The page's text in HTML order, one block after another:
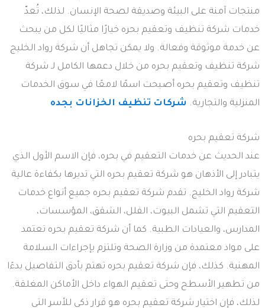
منتجات آمنة على البيئة وصديقة لصحة الإنسان. لذلك، تُعدّ
خدمات شركة تنظيف وتعقيم بحره خيارًا مثاليًا لكل من يبحث
عن خدمة موثوقة وفعالة. ولا يمكن تجاهل أن شركة رواد الخليج
شركة تنظيف وتعقيم بحره من خلال دعمها الكامل لـ شركة
تنظيف وتعقيم بحره أصبحت اسمًا لامعًا في سوق الخدمات
المنزلية والتجارية. شركات تنظيف الخزانات بجده
شركة تعقيم بحره
عند الحديث عن خدمات التعقيم في بحره، فإن الاسم الأول الذي
يتبادر إلى الأذهان هو شركة تعقيم بحره التي تديرها بكفاءة عالية
شركة رواد الخليج. تقدم شركة تعقيم بحره جميع أنواع خدمات
التعقيم التي تشمل البيوت، الفلل، الشقق، المؤسسات،
المدارس، والعيادات الطبية. كما أن شركة تعقيم بحره تعتمد
على مواد معتمدة من وزارة الصحة وتلتزم بإجراءات السلامة
المهنية. كذلك، فإن شركة تعقيم بحره تهتم بأدق التفاصيل بدءًا
من تطهير الأسطح وحتى تعقيم الهواء داخل الأماكن المغلقة.
لذلك، فإن اختيار شركة تعقيم بحره هو قرار ذكي للأسر التي